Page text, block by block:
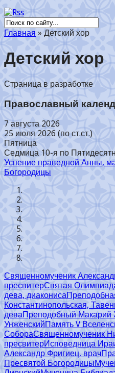
Главная » Детский хор
Детский хор
Страница в разработке
Православный
7 августа 2026
25 июля 2026 (по ст.ст.)
Пятница
Седмица 10-я по
Успение праведной Анны,
Богородицы
Священномученик
пресвитерСвятая
дева, диакониса
Константинопольская,
деваПреподобный Макарий
УнженскийПамять V
СобораСвященномученик
пресвитерИсповедница
Александр Фригиец, врач
Пресвятой Богородицы